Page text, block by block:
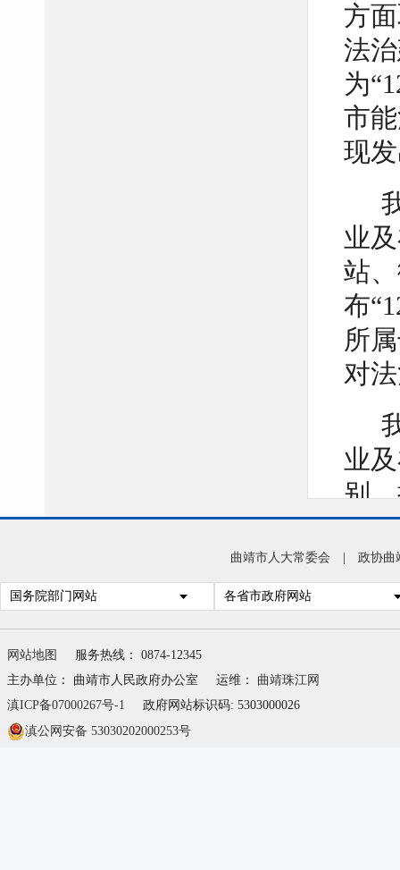
方
法
为
市
现
业
站
布
所
对
业
别
对
开
曲靖市人大常委会 政协曲
国务院部门网站 各省市政府网站
网站地图
服务热线： 0874-12345
主办单位： 曲靖市人民政府办公室
运维： 曲靖珠江网
滇ICP备07000267号-1
政府网站标识码: 5303000026
滇公网安备 53030202000253号